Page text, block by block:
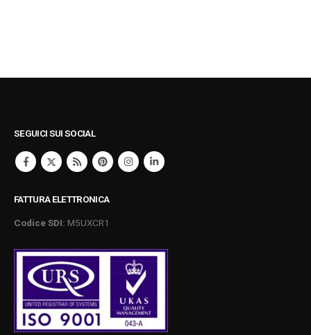
SEGUICI SUI SOCIAL
FATTURA ELETTRONICA
Codice SDI: M5UXCR1